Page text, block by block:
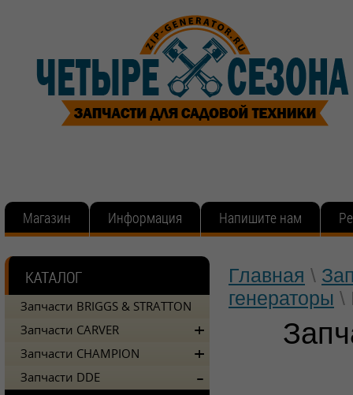
Магазин Информация Напишите нам
Главная \
генераторы \
Запчасти BRIGGS & STRATTON
Запчасти CARVER
Запчасти CHAMPION
Запчасти DDE